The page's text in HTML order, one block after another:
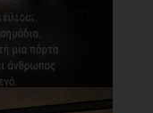
που όλοι τη